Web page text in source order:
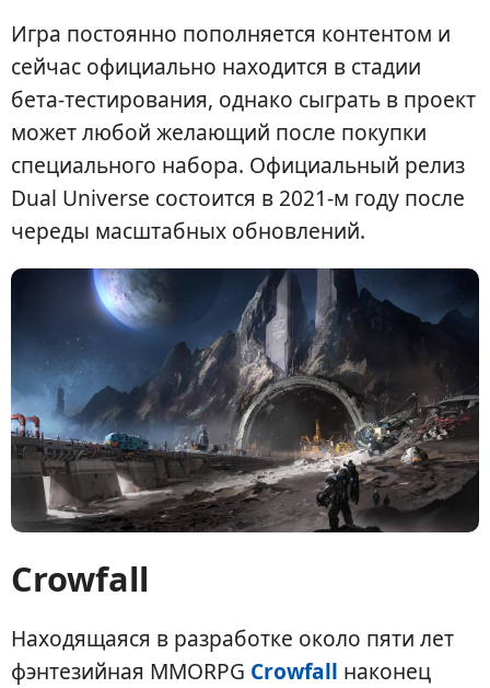
Игра постоянно пополняется контентом и
сейчас официально находится в стадии
бета-тестирования, однако сыграть в проект
может любой желающий после покупки
специального набора. Официальный релиз
Dual Universe состоится в 2021-м году после
череды масштабных обновлений.
Crowfall
Находящаяся в разработке около пяти лет
фэнтезийная MMORPG Crowfall наконец